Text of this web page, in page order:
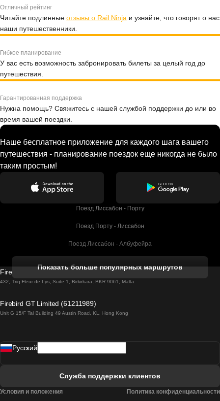
Отличный рейтинг
Читайте подлинные отзывы о Rail Ninja и узнайте, что говорят о нас
наши путешественники.
Гибкое планирование
У вас есть возможность забронировать билеты за целый год до
путешествия.
Гарантированная поддержка
Нужна помощь? Свяжитесь с нашей службой поддержки до или во
время вашей поездки.
Наше бесплатное приложение для каждого шага вашего
путешествия - планирование поездок еще никогда не было
таким простым!
Поезд Лиссабон - Порту
Поезд Порту - Лиссабон
Поезд Лиссабон - Албуфейра
Поезд Лиссабон - Лагос
Поезд Лиссабон - Мадрид
Показать больше популярных маршрутов
Firebird GT Limited (OC 1451)
432, Triq Fleur de Lys, Suite 1, Birkirkara, BKR 9061, Malta
Firebird GT Limited (61211989)
Unit G 15/F Tal Building 49 Austin Road, KL, Hong Kong
Pусский
Служба поддержки клиентов
Условия и положения Политика конфиденциальности